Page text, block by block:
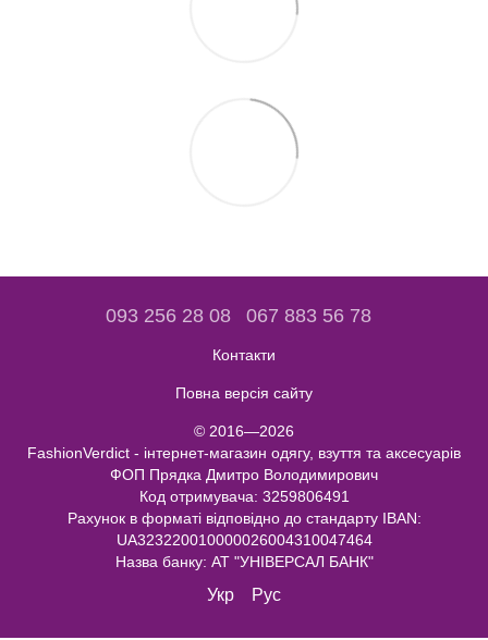
093 256 28 08 067 883 56 78
Контакти
Повна версія сайту
© 2016—2026
FashionVerdict - інтернет-магазин одягу, взуття та аксесуарів
ФОП Прядка Дмитро Володимирович
Код отримувача: 3259806491
Рахунок в форматі відповідно до стандарту IBAN:
UA323220010000026004310047464
Назва банку: АТ "УНІВЕРСАЛ БАНК"
Укр Рус